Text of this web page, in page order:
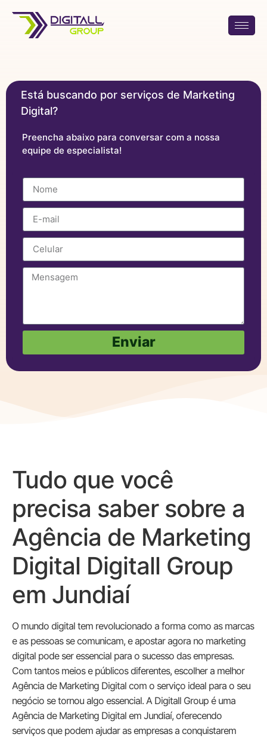
Está buscando por serviços de Marketing
Digital?
Preencha abaixo para conversar com a nossa
equipe de especialista!
Enviar
Tudo que você
precisa saber sobre a
Agência de Marketing
Digital Digitall Group
em Jundiaí
O mundo digital tem revolucionado a forma como as marcas
e as pessoas se comunicam, e apostar agora no marketing
digital pode ser essencial para o sucesso das empresas.
Com tantos meios e públicos diferentes, escolher a melhor
Agência de Marketing Digital com o serviço ideal para o seu
negócio se tornou algo essencial. A Digitall Group é uma
Agência de Marketing Digital em Jundiaí, oferecendo
serviços que podem ajudar as empresas a conquistarem